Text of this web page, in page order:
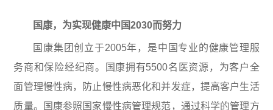
国康，为实现健康中国2030而努力
国康集团创立于2005年，是中国专业的健康管理服
务商和保险经纪商。国康拥有5500名医资源，为客户全
面管理慢性病，防止慢性病恶化和并发症，提高客户生活
质量。国康参照国家慢性病管理规范，通过科学的管理方